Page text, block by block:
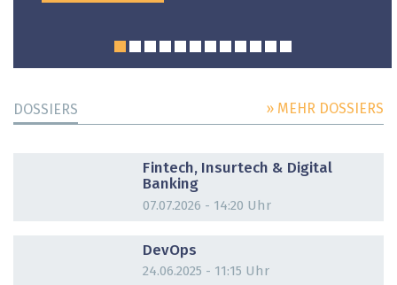
DOSSIERS » MEHR DOSSIERS
Fintech, Insurtech & Digital
Banking
07.07.2026 - 14:20 Uhr
DevOps
24.06.2025 - 11:15 Uhr